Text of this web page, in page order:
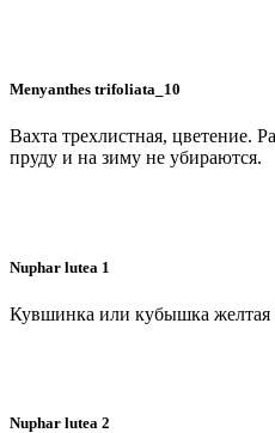
Menyanthes trifoliata_10
Вахта трехлистная, цветение.
пруду и на зиму не убираются.
Nuphar lutea 1
Кувшинка или кубышка желтая
Nuphar lutea 2